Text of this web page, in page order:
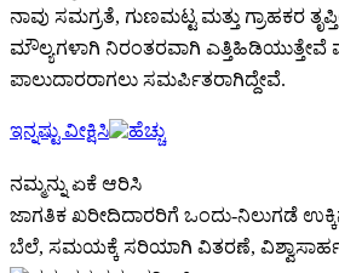
ನಾವು ಸಮಗ್ರತೆ, ಗುಣಮಟ್ಟ ಮತ್ತು ಗ್ರಾಹಕರ
ಮೌಲ್ಯಗಳಾಗಿ ನಿರಂತರವಾಗಿ ಎತ್ತಿಹಿಡಿಯುತ್ತೇವೆ
ಪಾಲುದಾರರಾಗಲು ಸಮರ್ಪಿತರಾಗಿದ್ದೇವೆ.
ಇನ್ನಷ್ಟು ವೀಕ್ಷಿಸಿ
ನಮ್ಮನ್ನು ಏಕೆ ಆರಿಸಿ
ಜಾಗತಿಕ ಖರೀದಿದಾರರಿಗೆ ಒಂದು-ನಿಲುಗಡೆ
ಬೆಲೆ, ಸಮಯಕ್ಕೆ ಸರಿಯಾಗಿ ವಿತರಣೆ,